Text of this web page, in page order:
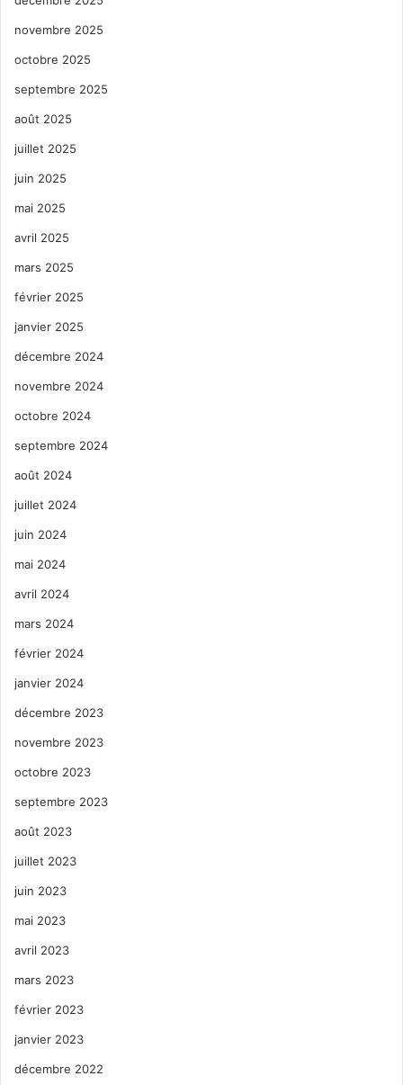
novembre 2025
octobre 2025
septembre 2025
août 2025
juillet 2025
juin 2025
mai 2025
avril 2025
mars 2025
février 2025
janvier 2025
décembre 2024
novembre 2024
octobre 2024
septembre 2024
août 2024
juillet 2024
juin 2024
mai 2024
avril 2024
mars 2024
février 2024
janvier 2024
décembre 2023
novembre 2023
octobre 2023
septembre 2023
août 2023
juillet 2023
juin 2023
mai 2023
avril 2023
mars 2023
février 2023
janvier 2023
décembre 2022